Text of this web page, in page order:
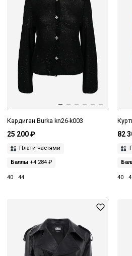
Кардиган Burka kn26-k003
25 200 ₽
Плати частями
Баллы +4 284 ₽
40 44
82
40